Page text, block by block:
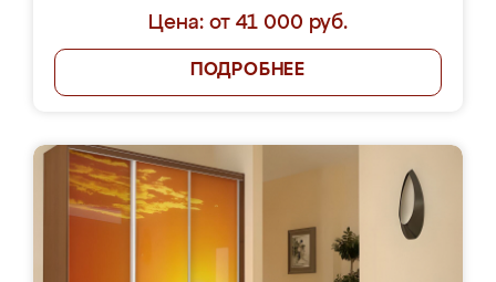
Цена: от 41 000 руб.
ПОДРОБНЕЕ